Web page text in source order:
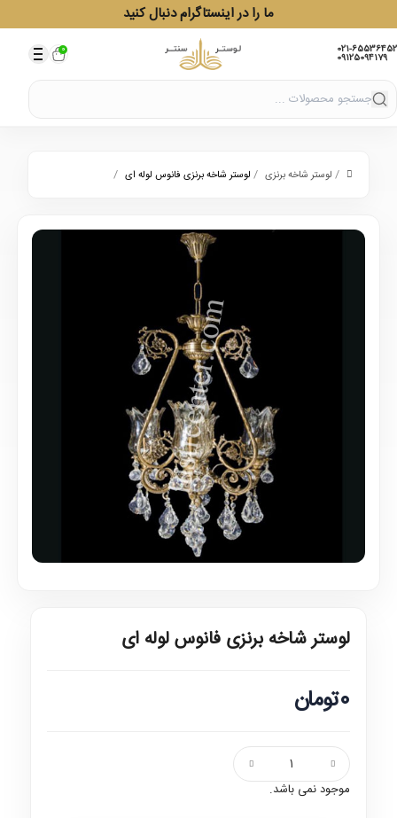
ما را در اینستاگرام دنبال کنید
021-65536452
09125094179
0
/ لوستر شاخه برنزی / لوستر شاخه برنزی فانوس لوله ای /
لوستر شاخه برنزی فانوس لوله ای
0تومان
موجود نمی باشد.